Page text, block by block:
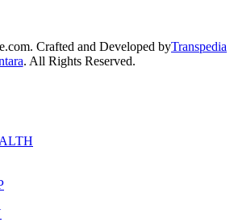
Crafted and Developed byTranspedia
. All Rights Reserved.